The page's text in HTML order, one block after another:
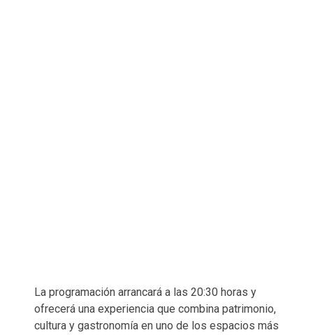
La programación arrancará a las 20:30 horas y
ofrecerá una experiencia que combina patrimonio,
cultura y gastronomía en uno de los espacios más